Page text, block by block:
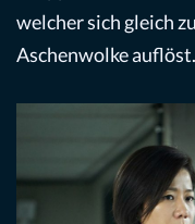
welcher sich gleich
Aschenwolke auflöst.